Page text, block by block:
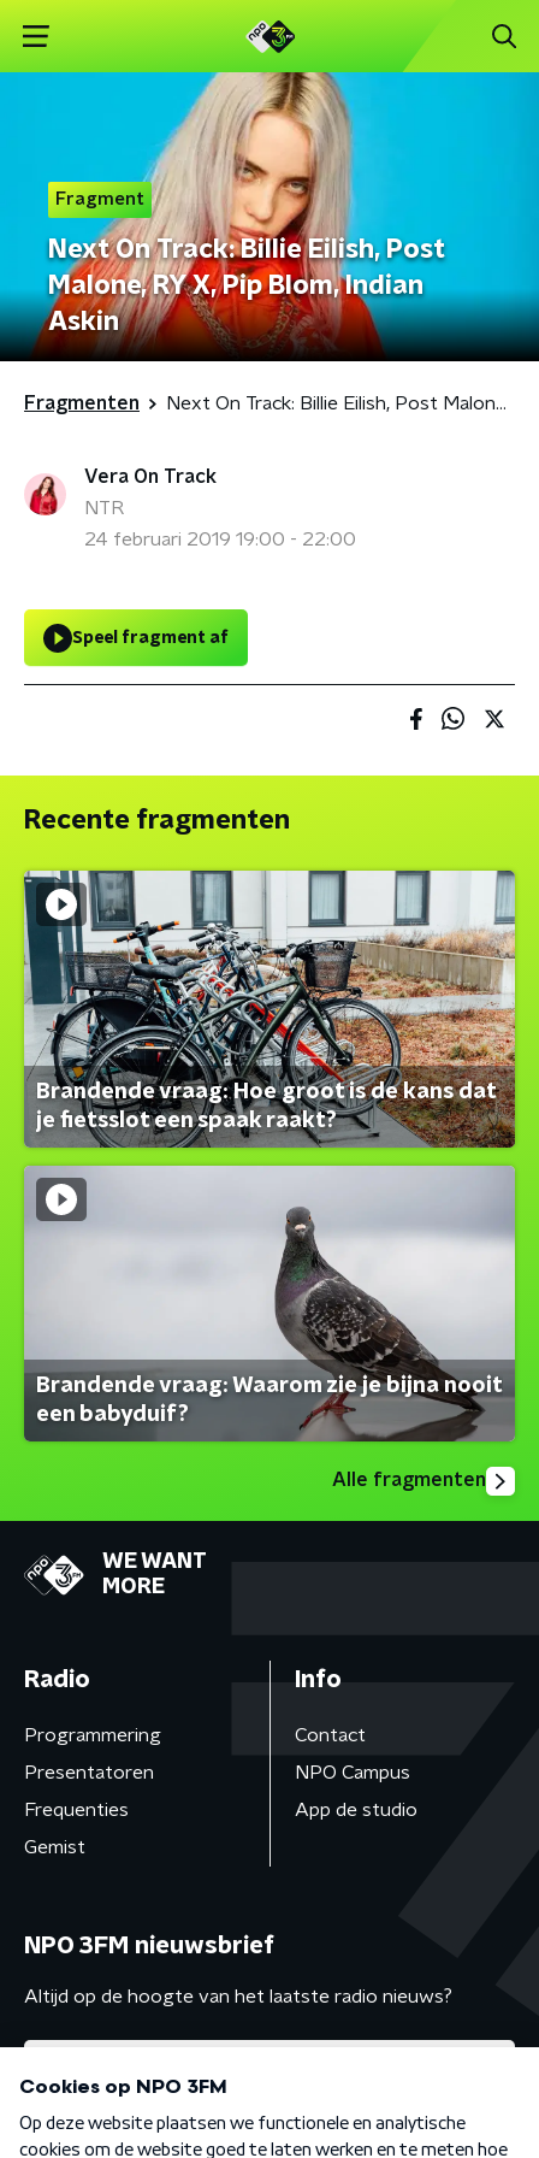
Fragment
Next On Track: Billie Eilish, Post
Malone, RY X, Pip Blom, Indian
Askin
Fragmenten Next On Track: Billie Eilish, Post Malone, RY X, Pip Blom, Indian Askin
Vera On Track
NTR
24 februari 2019 19:00 - 22:00
Speel fragment af
Recente fragmenten
Brandende vraag: Hoe groot is de kans dat
je fietsslot een spaak raakt?
Brandende vraag: Waarom zie je bijna nooit
een babyduif?
Alle fragmenten
WE WANT
MORE
Radio
Programmering
Presentatoren
Frequenties
Gemist
Info
Contact
NPO Campus
App de studio
NPO 3FM nieuwsbrief
Altijd op de hoogte van het laatste radio nieuws?